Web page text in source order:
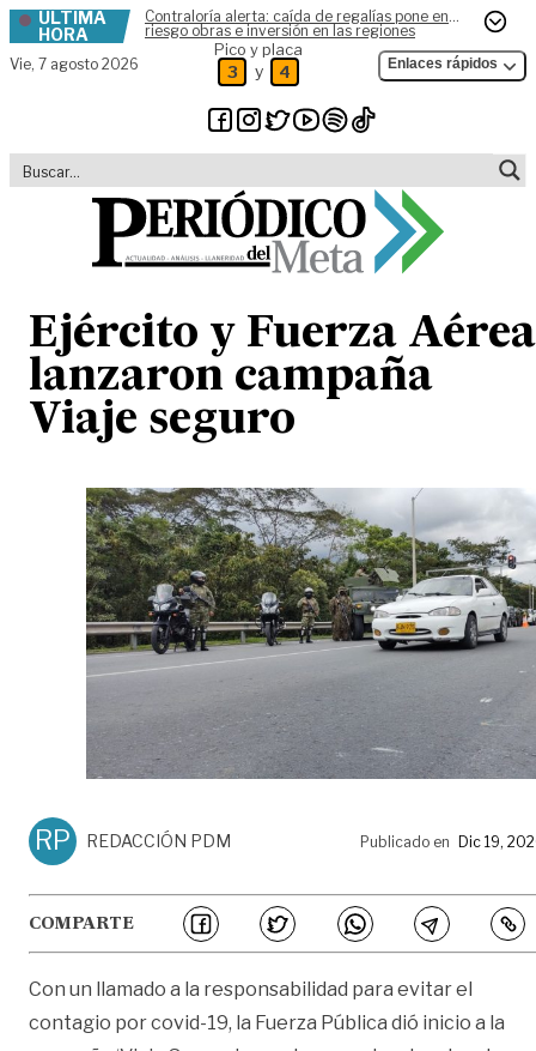
Skip to content
ÚLTIMA
HORA
Contraloría alerta: caída de regalías pone en
riesgo obras e inversión en las regiones
Vie, 7 agosto 2026
Pico y placa
3 y 4 Enlaces rápidos
Ejército y Fuerza Aérea
lanzaron campaña
Viaje seguro
RP REDACCIÓN PDM Publicado en Dic 19,
COMPARTE
Con un llamado a la responsabilidad para evitar el
contagio por covid-19, la Fuerza Pública dió inicio a la